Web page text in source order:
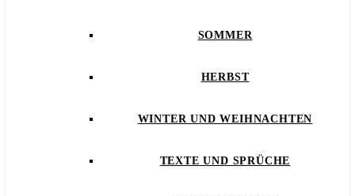
SOMMER
HERBST
WINTER UND WEIHNACHTEN
TEXTE UND SPRÜCHE